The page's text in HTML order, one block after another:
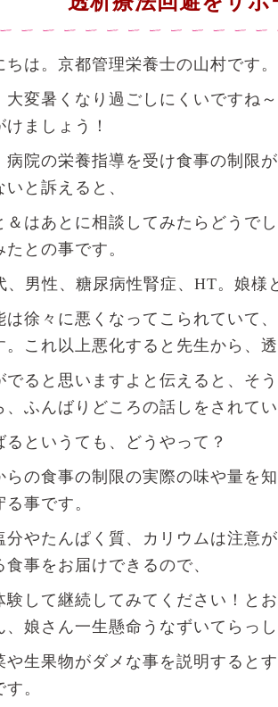
ちは。京都管理栄養士の山村です。
大変暑くなり過ごしにくいですね
けましょう！
病院の栄養指導を受け食事の制限
いと訴えると、
＆はあとに相談してみたらどうで
たとの事です。
、男性、糖尿病性腎症、HT。娘様
は徐々に悪くなってこられていて
。これ以上悪化すると先生から、
でると思いますよと伝えると、そ
、ふんばりどころの話しをされて
るというても、どうやって？
らの食事の制限の実際の味や量を
る事です。
分やたんぱく質、カリウムは注意
食事をお届けできるので、
験して継続してみてください！と
、娘さん一生懸命うなずいてらっ
や生果物がダメな事を説明すると
。